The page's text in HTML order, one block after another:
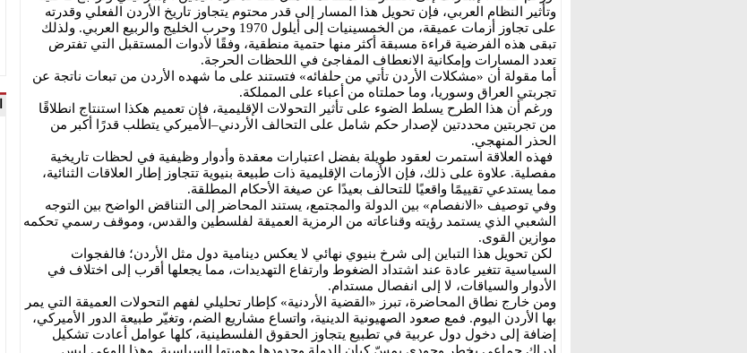
وتأثير النظام العربي، فإن تحويل هذا المسار إلى قدر محتوم يتجاوز تاريخ الأردن الفعلي وقدرته
على تجاوز أزمات عميقة، من الخمسينيات إلى أيلول 1970 وحرب الخليج والربيع العربي. ولذلك
تبقى هذه الفرضية قراءة مسبقة أكثر منها حتمية منطقية، وفقًا لأدوات المستقبل التي تفترض
تعدد المسارات وإمكانية الانعطاف المفاجئ في اللحظات الحرجة.
أما مقولة أن «مشكلات الأردن تأتي من حلفائه» فتستند على ما شهده الأردن من تبعات ناتجة عن
تجربتي العراق وسوريا، وما حملتاه من أعباء على المملكة.
ورغم أن هذا الطرح يسلط الضوء على تأثير التحولات الإقليمية، فإن تعميم هكذا استنتاج انطلاقًا
من تجربتين محددتين لإصدار حكم شامل على التحالف الأردني–الأميركي يتطلب قدرًا أكبر من
الحذر المنهجي.
فهذه العلاقة استمرت لعقود طويلة بفضل اعتبارات معقدة وأدوار وظيفية في لحظات تاريخية
مفصلية. علاوة على ذلك، فإن الأزمات الإقليمية ذات طبيعة بنيوية تتجاوز إطار العلاقات الثنائية،
مما يستدعي تقييمًا واقعيًا للتحالف بعيدًا عن صيغة الأحكام المطلقة.
وفي توصيف «الانفصام» بين الدولة والمجتمع، يستند المحاضر إلى التناقض الواضح بين التوجه
الشعبي الذي يستمد رؤيته وقناعاته من الرمزية العميقة لفلسطين والقدس، وموقف رسمي تحكمه
موازين القوى.
لكن تحويل هذا التباين إلى شرخ بنيوي نهائي لا يعكس دينامية دول مثل الأردن؛ فالفجوات
السياسية تتغير عادة عند اشتداد الضغوط وارتفاع التهديدات، مما يجعلها أقرب إلى اختلاف في
الأدوار والسياقات، لا إلى انفصال مستدام.
ومن خارج نطاق المحاضرة، تبرز «القضية الأردنية» كإطار تحليلي لفهم التحولات العميقة التي يمر
بها الأردن اليوم. فمع صعود الصهيونية الدينية، واتساع مشاريع الضم، وتغيّر طبيعة الدور الأميركي،
إضافة إلى دخول دول عربية في تطبيع يتجاوز الحقوق الفلسطينية، كلها عوامل أعادت تشكيل